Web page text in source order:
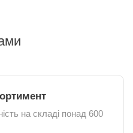
на складі понад 600